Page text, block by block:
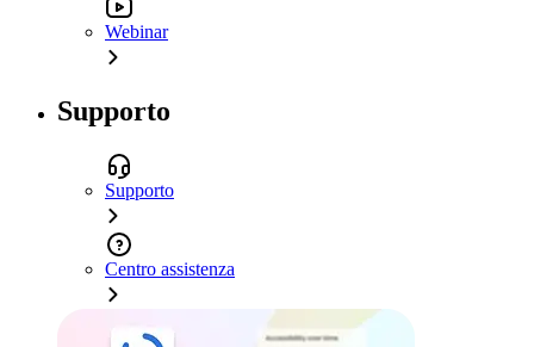
Webinar
Supporto
Supporto
Centro assistenza